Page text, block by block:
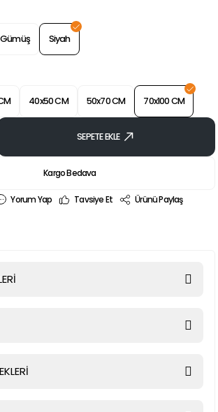
Gümüş Siyah
40x50 CM 50x70 CM 70x100 CM
SEPETE EKLE
Kargo Bedava
Yorum Yap Tavsiye Et
Ürünü Paylaş